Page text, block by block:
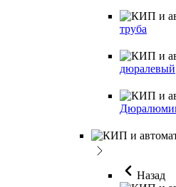
труба
дюралевый
Назад